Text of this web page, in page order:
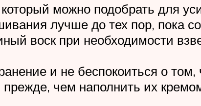
можно подобрать для
лучше до тех пор, пока
воск при необходимости
и не беспокоиться о том,
прежде, чем наполнить их